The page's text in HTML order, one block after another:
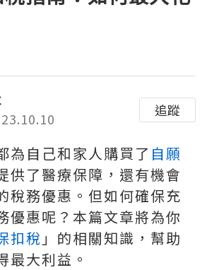
追蹤
為自己和家人購買了 自願
供了醫療保障，還有機會
稅務優惠。但如何確保充
優惠呢？本篇文章將為你
扣稅 」的相關知識，幫助
最大利益。